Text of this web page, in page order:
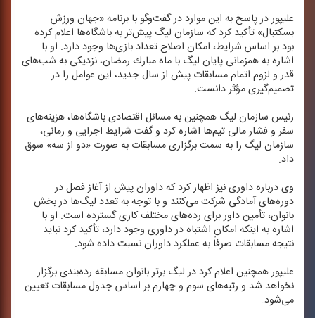
علیپور در پاسخ به این موارد در گفت‌وگو با برنامه «جهان ورزش
بسكتبال» تأكید كرد كه سازمان لیگ پیش‌تر به باشگاه‌ها اعلام كرده
بود بر اساس شرایط، امكان اصلاح تعداد بازی‌ها وجود دارد. او با
اشاره به همزمانی پایان لیگ با ماه مبارك رمضان، نزدیكی به شب‌های
قدر و لزوم اتمام مسابقات پیش از سال جدید، این عوامل را در
تصمیم‌گیری مؤثر دانست.
رئیس سازمان لیگ همچنین به مسائل اقتصادی باشگاه‌ها، هزینه‌های
سفر و فشار مالی تیم‌ها اشاره كرد و گفت شرایط اجرایی و زمانی،
سازمان لیگ را به سمت برگزاری مسابقات به صورت «دو از سه» سوق
داد.
وی درباره داوری نیز اظهار كرد كه داوران پیش از آغاز فصل در
دوره‌های آمادگی شركت می‌كنند و با توجه به تعدد لیگ‌ها در بخش
بانوان، تأمین داور برای رده‌های مختلف كاری گسترده است. او با
اشاره به اینكه امكان اشتباه در داوری وجود دارد، تأكید كرد نباید
نتیجه مسابقات صرفاً به عملكرد داوران نسبت داده شود.
علیپور همچنین اعلام كرد در لیگ برتر بانوان مسابقه رده‌بندی برگزار
نخواهد شد و رتبه‌های سوم و چهارم بر اساس جدول مسابقات تعیین
می‌شود.